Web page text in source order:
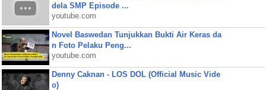
dela SMP Episode ...
youtube.com
Novel Baswedan Tunjukkan Bukti Air Keras da
n Foto Pelaku Peng...
youtube.com
Denny Caknan - LOS DOL (Official Music Vide
o)